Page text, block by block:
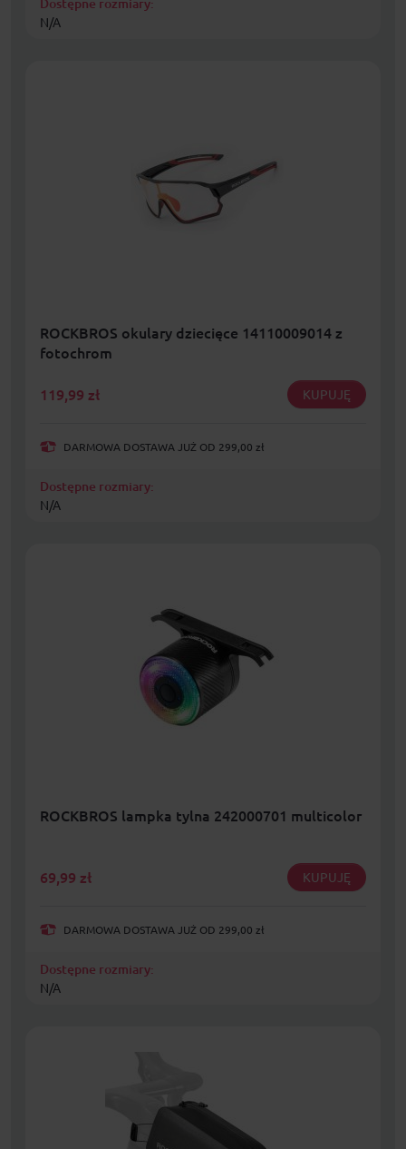
N/A
ROCKBROS okulary dziecięce 14110009014 z
fotochrom
119,99 zł KUPUJĘ
DARMOWA DOSTAWA JUŻ OD 299,00 zł
Dostępne rozmiary:
N/A
ROCKBROS lampka tylna 242000701 multicolor
69,99 zł KUPUJĘ
DARMOWA DOSTAWA JUŻ OD 299,00 zł
Dostępne rozmiary:
N/A